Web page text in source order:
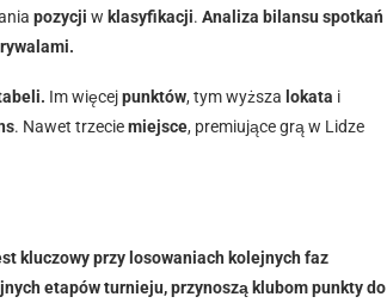
pozycji w klasyfikacji. Analiza bilansu spotkań
Im więcejpunktów, tym wyższa lokata i
. Nawet trzeciemiejsce, premiujące grą w Lidze
kluczowy przy losowaniach kolejnych faz
etapów turnieju, przynoszą klubom punkty do